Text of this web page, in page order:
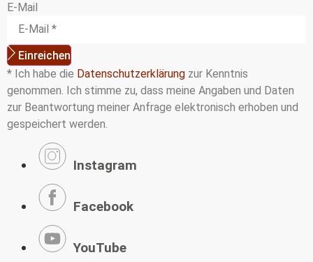
E-Mail
Einreichen
* Ich habe die Datenschutzerklärung zur Kenntnis
genommen. Ich stimme zu, dass meine Angaben und Daten
zur Beantwortung meiner Anfrage elektronisch erhoben und
gespeichert werden.
Instagram
Facebook
YouTube